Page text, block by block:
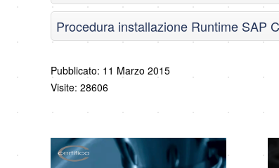
Procedura installazione Runtime SAP
Pubblicato: 11 Marzo 2015
Visite: 28606